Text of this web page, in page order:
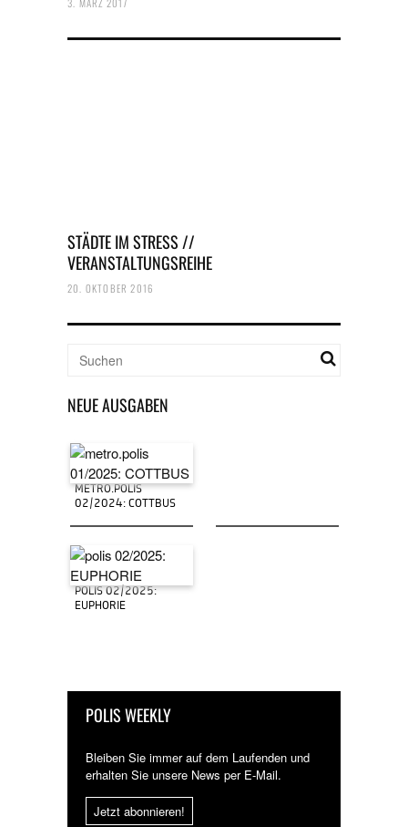
STÄDTE IM STRESS //
VERANSTALTUNGSREIHE
20. OKTOBER 2016
NEUE AUSGABEN
METRO.POLIS
02/2024: COTTBUS
POLIS 02/2025:
EUPHORIE
POLIS WEEKLY
Bleiben Sie immer auf dem Laufenden und
erhalten Sie unsere News per E-Mail.
Jetzt abonnieren!